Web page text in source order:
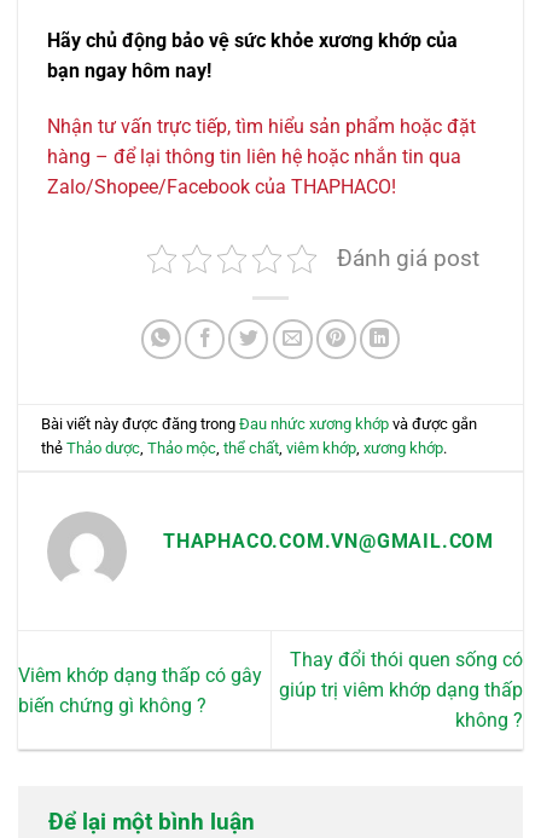
Hãy chủ động bảo vệ sức khỏe xương khớp của
bạn ngay hôm nay!
Nhận tư vấn trực tiếp, tìm hiểu sản phẩm hoặc đặt
hàng – để lại thông tin liên hệ hoặc nhắn tin qua
Zalo/Shopee/Facebook của THAPHACO!
Đánh giá post
Bài viết này được đăng trongĐau nhức xương khớp và được gắn
thẻThảo dược,Thảo mộc,thể chất,viêm khớp,xương khớp.
THAPHACO.COM.VN@GMAIL.COM
Viêm khớp dạng thấp có gây
biến chứng gì không ?
Thay đổi thói quen sống có
giúp trị viêm khớp dạng thấp
không ?
Để lại một bình luận